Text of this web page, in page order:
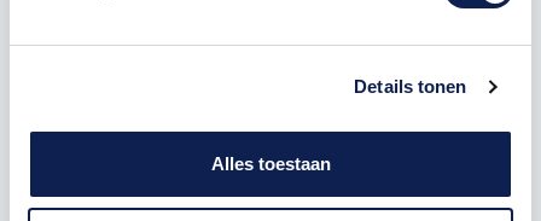
Details tonen
Alles toestaan
De freesletter L is te bestellen vanaf een hoogte van
houtsoort, maar is niet geschikt voor buitengebruik.
1) Geef aan welke formaat je wenst te ontvangen, de